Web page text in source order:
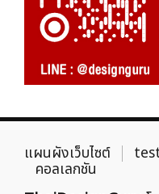
แผนผังเว็บไซต์
คอลเลกชัน